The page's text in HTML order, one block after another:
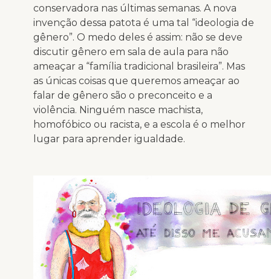
conservadora nas últimas semanas. A nova
invenção dessa patota é uma tal “ideologia de
gênero”. O medo deles é assim: não se deve
discutir gênero em sala de aula para não
ameaçar a “família tradicional brasileira”. Mas
as únicas coisas que queremos ameaçar ao
falar de gênero são o preconceito e a
violência. Ninguém nasce machista,
homofóbico ou racista, e a escola é o melhor
lugar para aprender igualdade.